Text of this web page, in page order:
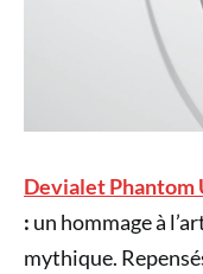
Devialet Phantom
: un hommage à
mythique.